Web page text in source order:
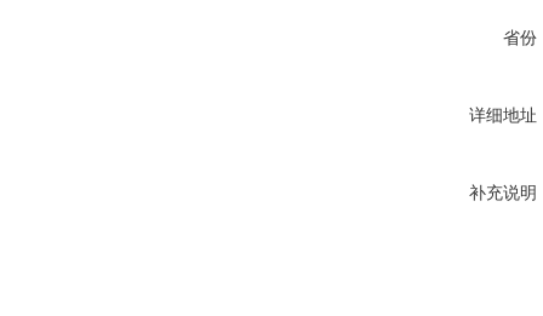
省份
详细地址
补充说明